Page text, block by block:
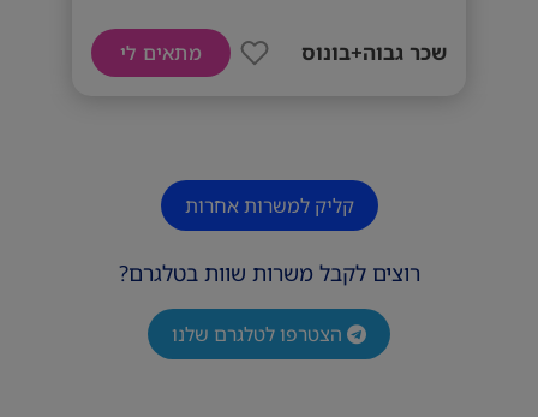
שכר גבוה+בונוס מתאים לי
קליק למשרות אחרות
רוצים לקבל משרות שוות בטלגרם?
הצטרפו לטלגרם שלנו